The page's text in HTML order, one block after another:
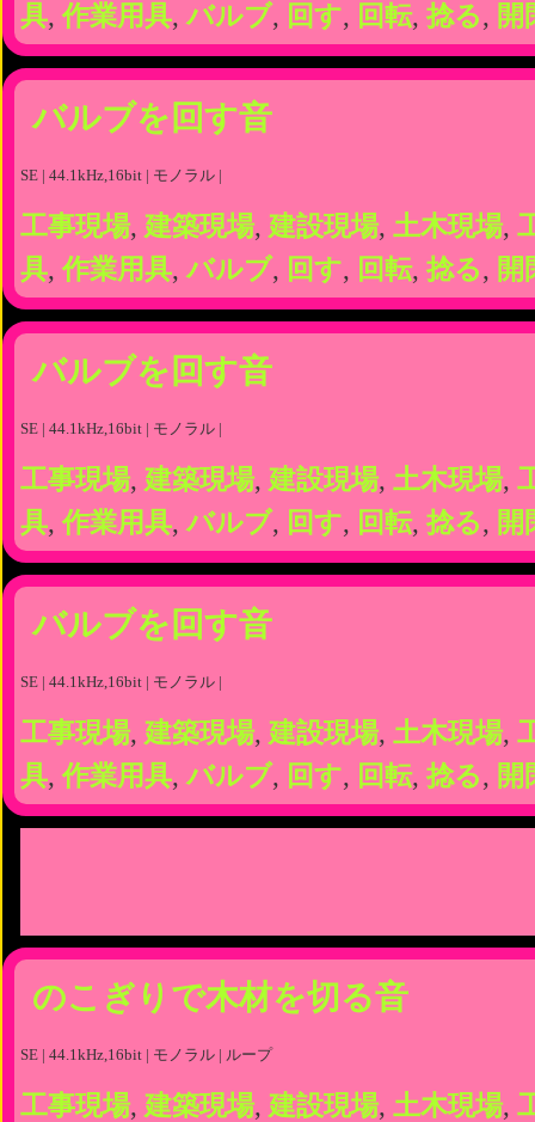
具, 作業用具,バルブ, 回す, 回転, 捻る, 開
バルブを回す音
SE | 44.1kHz,16bit | モノラル |
工事現場, 建築現場, 建設現場, 土木現場,
具, 作業用具,バルブ, 回す, 回転, 捻る, 開
バルブを回す音
SE | 44.1kHz,16bit | モノラル |
工事現場, 建築現場, 建設現場, 土木現場,
具, 作業用具,バルブ, 回す, 回転, 捻る, 開
バルブを回す音
SE | 44.1kHz,16bit | モノラル |
工事現場, 建築現場, 建設現場, 土木現場,
具, 作業用具,バルブ, 回す, 回転, 捻る, 開
のこぎりで木材を切る音
SE | 44.1kHz,16bit | モノラル | ループ
工事現場, 建築現場, 建設現場, 土木現場,